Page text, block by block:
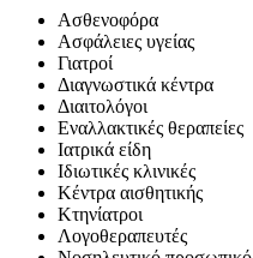
Ασθενοφόρα
Ασφάλειες υγείας
Γιατροί
Διαγνωστικά κέντρα
Διαιτολόγοι
Εναλλακτικές θεραπείες
Ιατρικά είδη
Ιδιωτικές κλινικές
Κέντρα αισθητικής
Κτηνίατροι
Λογοθεραπευτές